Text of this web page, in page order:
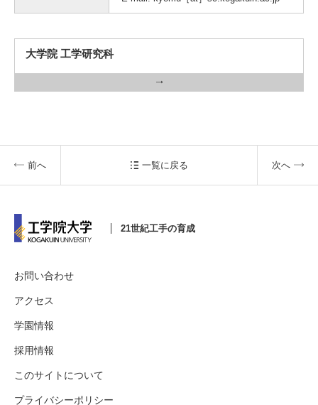
2. 工学院大学ヒストリー
3. #KUTE VOICE エンジニアリーダーたちの声
5. 遠隔授業リンク集
6. 寄付・ご支援
大学院 工学研究科
前へ 一覧に戻る 次へ
21世紀工手の育成
お問い合わせ
アクセス
学園情報
採用情報
このサイトについて
プライバシーポリシー